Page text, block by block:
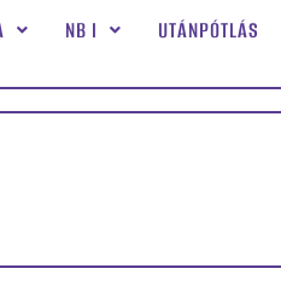
NB I UTÁNPÓTLÁS